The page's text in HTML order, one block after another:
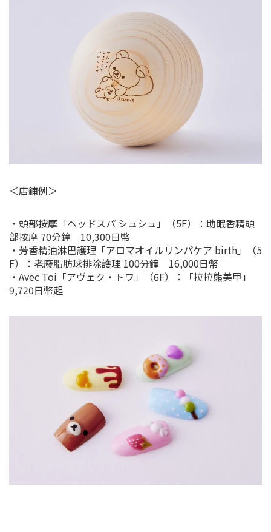
＜店鋪例＞
・頭部按摩「ヘッドスパ シュシュ」（5F）：助眠香精頭
部按摩 70分鐘 10,300日幣
・芳香精油淋巴護理「アロマオイルリンパケア birth」（5
F）：老廢脂肪球排除護理 100分鐘 16,000日幣
・Avec Toi「アヴェク・トワ」（6F）：「拉拉熊美甲」
9,720日幣起